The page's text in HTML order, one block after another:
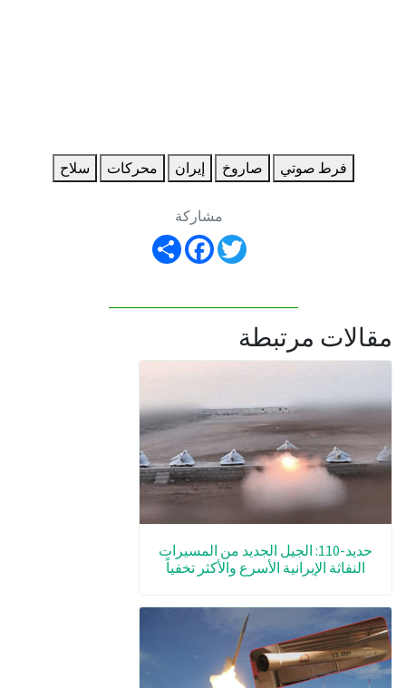
فرط صوتي صاروخ إيران محركات سلاح
مشاركة
Share
FacebookTwitter
مقالات مرتبطة
حديد-110: الجيل الجديد من المسيرات
النفاثة الإيرانية الأسرع والأكثر تخفياً